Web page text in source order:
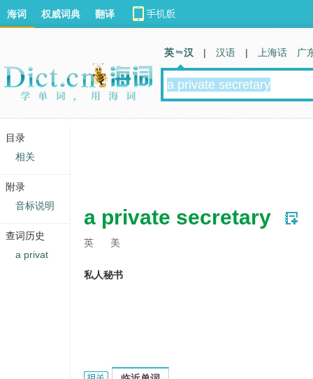
a private secretary
英 美
私人秘书
海词 权威词典 翻译
英 汉 | 汉语 | 上海话 广
目录
相关
附录
音标说明
查词历史
a privat